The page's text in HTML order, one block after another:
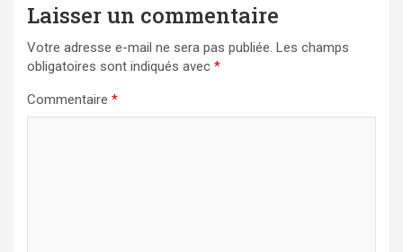
Laisser un commentaire
Votre adresse e-mail ne sera pas publiée. Les champs
obligatoires sont indiqués avec *
Commentaire *